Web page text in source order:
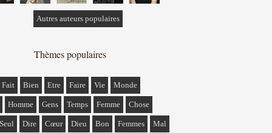
Autres auteurs populaires
Thèmes populaires
Fait Bien Etre Faire Vie Monde
Homme Gens Temps Femme Chose
Seul Dire Cœur Dieu Bon Femmes Mal